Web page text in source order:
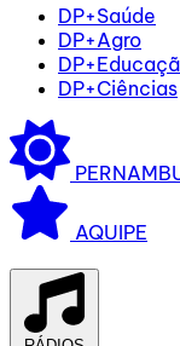
DP+Saúde
DP+Agro
DP+Ciências
AQUIPE